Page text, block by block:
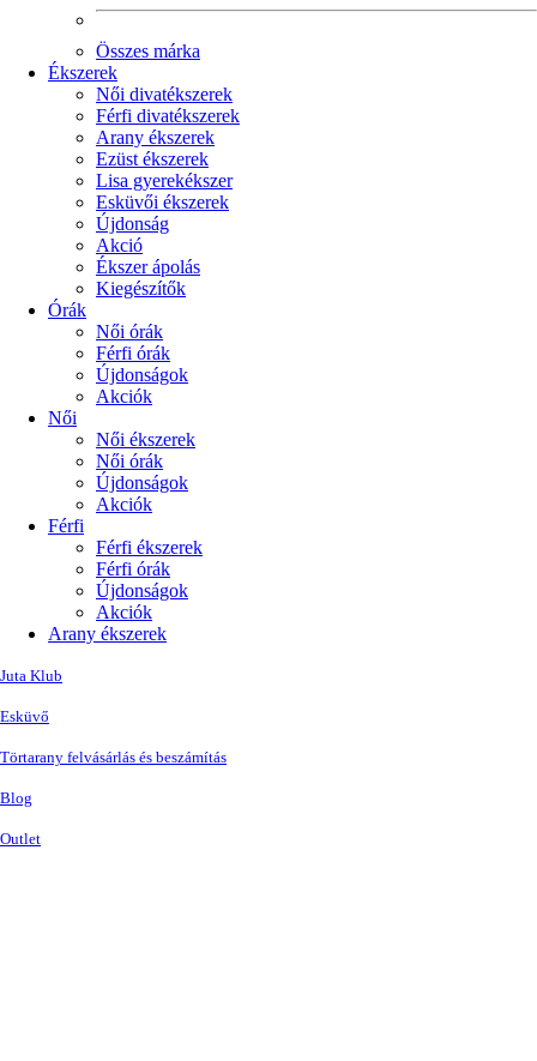
Összes márka
Ékszerek
Női divatékszerek
Férfi divatékszerek
Arany ékszerek
Ezüst ékszerek
Lisa gyerekékszer
Esküvői ékszerek
Újdonság
Akció
Ékszer ápolás
Kiegészítők
Órák
Női órák
Férfi órák
Újdonságok
Akciók
Női
Női ékszerek
Női órák
Újdonságok
Akciók
Férfi
Férfi ékszerek
Férfi órák
Újdonságok
Akciók
Arany ékszerek
Juta Klub
Esküvő
Törtarany felvásárlás és beszámítás
Blog
Outlet